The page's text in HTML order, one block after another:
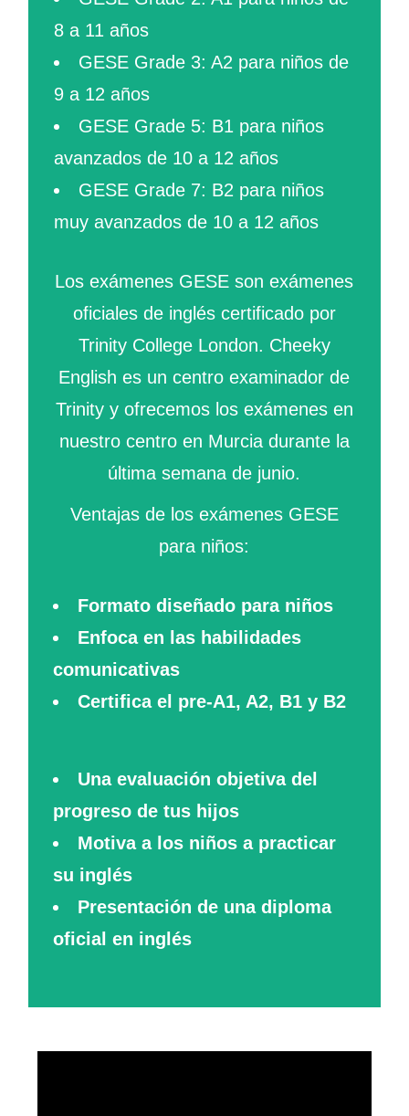
8 a 11 años
GESE Grade 3: A2 para niños de
9 a 12 años
GESE Grade 5: B1 para niños
avanzados de 10 a 12 años
GESE Grade 7: B2 para niños
muy avanzados de 10 a 12 años
Los exámenes GESE son exámenes
oficiales de inglés certificado por
Trinity College London. Cheeky
English es un centro examinador de
Trinity y ofrecemos los exámenes en
nuestro centro en Murcia durante la
última semana de junio.
Ventajas de los exámenes GESE
para niños:
Formato diseñado para niños
Enfoca en las habilidades
comunicativas
Certifica el pre-A1, A2, B1 y B2
Una evaluación objetiva del
progreso de tus hijos
Motiva a los niños a practicar
su inglés
Presentación de una diploma
oficial en inglés